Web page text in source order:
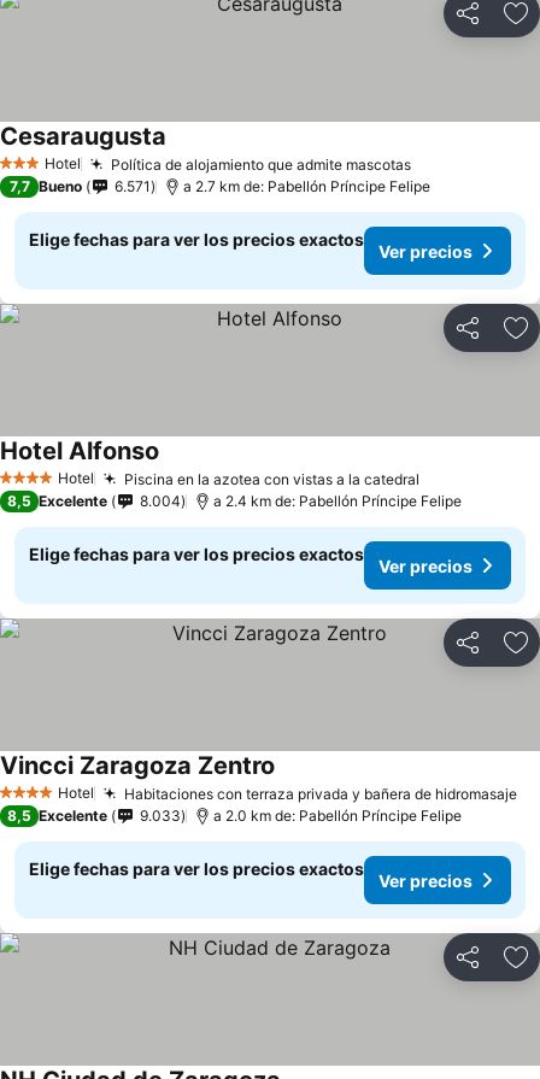
Compartir
3 Estrellas
Hotel Política de alojamiento que admite mascotasVer precios
Cesaraugusta
7,7 Bueno 6.571 a 2.7 km de: Pabellón Príncipe Felipe
Elige fechas para ver los precios exactos
Ver precios
Compartir
4 EstrellasHotel Piscina en la azotea con vistas a la catedral
Hotel Alfonso
8,5 Excelente 8.004 a 2.4 km de: Pabellón Príncipe Felipe
Elige fechas para ver los precios exactos
Ver precios
Compartir
4 EstrellasHotel Habitaciones con terraza privada y bañera de hidromasaje
Vincci Zaragoza Zentro
8,5 Excelente 9.033 a 2.0 km de: Pabellón Príncipe Felipe
Elige fechas para ver los precios exactos
Ver precios
Compartir